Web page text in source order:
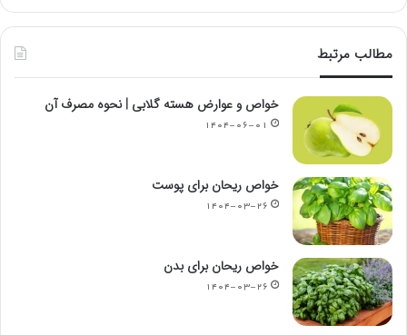
مطالب مرتبط
خواص و عوارض هسته گلابی | نحوه مصرف آن
۱۴۰۴-۰۶-۰۱
خواص ریحان برای پوست
۱۴۰۴-۰۳-۲۶
خواص ریحان برای بدن
۱۴۰۴-۰۳-۲۶